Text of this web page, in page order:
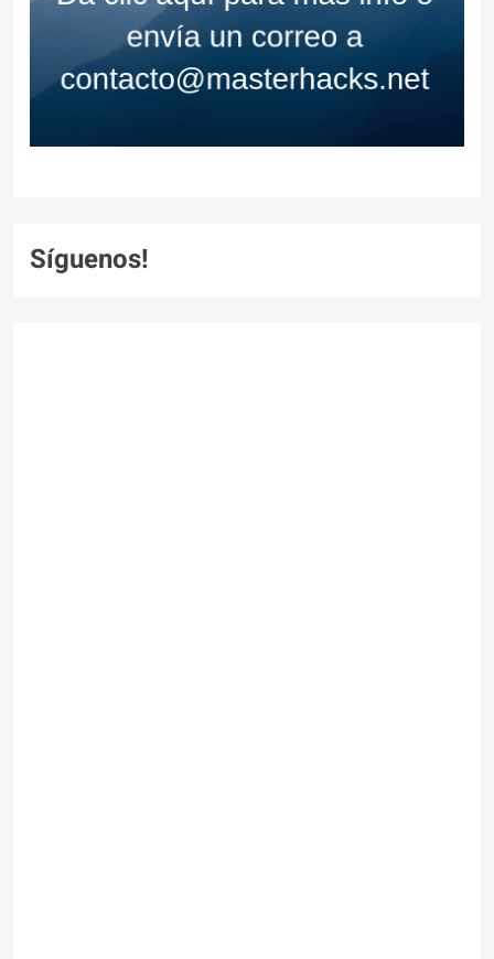
Síguenos!